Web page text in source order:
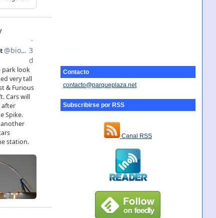
Contacto
contacto@parqueplaza.net
Subscribirse por RSS
Canal RSS